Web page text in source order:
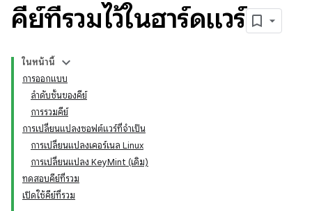
คีย์ที่รวมไว้ในฮาร์ดแวร์
ในหน้านี้
การออกแบบ
ลำดับชั้นของคีย์
การรวมคีย์
การเปลี่ยนแปลงซอฟต์แวร์ที่จำเป็น
การเปลี่ยนแปลงเคอร์เนล Linux
การเปลี่ยนแปลง KeyMint (เดิม)
ทดสอบคีย์ที่รวม
เปิดใช้คีย์ที่รวม